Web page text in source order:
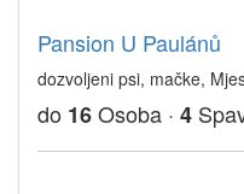
Pansion U Paulánů
dozvoljeni psi, mačke,
do 16Osoba · 4